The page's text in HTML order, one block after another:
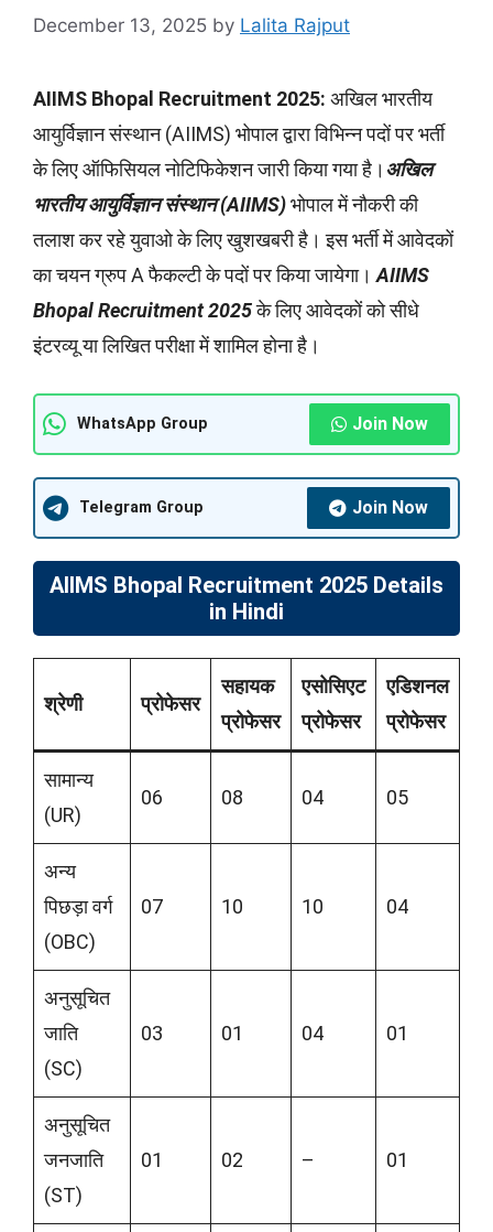
December 13, 2025 by Lalita Rajput
AIIMS Bhopal Recruitment 2025: अखिल भारतीय
आयुर्विज्ञान संस्थान (AIIMS) भोपाल द्वारा विभिन्न पदों पर भर्ती
के लिए ऑफिसियल नोटिफिकेशन जारी किया गया है। अखिल
भारतीय आयुर्विज्ञान संस्थान (AIIMS)भोपाल में नौकरी की
तलाश कर रहे युवाओ के लिए खुशखबरी है। इस भर्ती में आवेदकों
का चयन ग्रुप A फैकल्टी के पदों पर किया जायेगा।AIIMS
Bhopal Recruitment 2025के लिए आवेदकों को सीधे
इंटरव्यू या लिखित परीक्षा में शामिल होना है।
WhatsApp Group Join Now
Telegram Group Join Now
AIIMS Bhopal Recruitment 2025 Details
in Hindi
श्रेणी प्रोफेसर
सहायक
प्रोफेसर
एसोसिएट
प्रोफेसर
एडिशनल
प्रोफेसर
सामान्य
(UR)
06 08 04 05
अन्य
पिछड़ा वर्ग
(OBC)
07 10 10 04
अनुसूचित
जाति
(SC)
03 01 04 01
अनुसूचित
जनजाति
(ST)
01 02 – 01